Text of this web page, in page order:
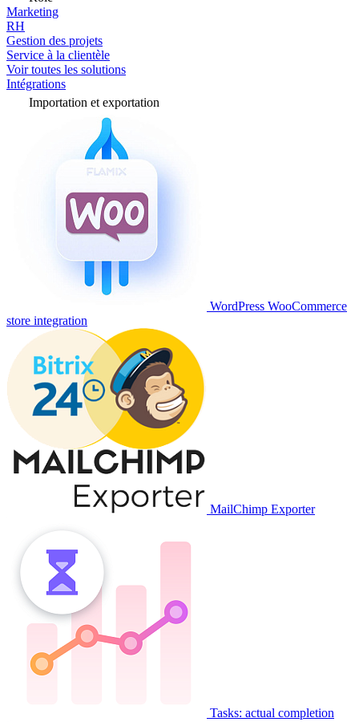
Marketing
RH
Gestion des projets
Service à la clientèle
Voir toutes les solutions
Intégrations
Importation et exportation
WordPress WooCommerce
store integration
MailChimp Exporter
Tasks: actual completion